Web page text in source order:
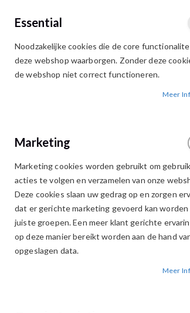
Ga
naar
de
WELKOM NIEUWS INLOGGEN
ESQUALO 17208 JACKET NATUREL
Ga
naar
einde
Ga
naar
begin
Essential
Noodzakelijke cookies die de core
deze webshop waarborgen. Zonder deze
de webshop niet correct functioneren.
Meer
Marketing
Marketing cookies worden gebruikt om
acties te volgen en verzamelen van onze
Deze cookies slaan uw gedrag op en zorgen
dat er gerichte marketing gevoerd kan worden
juiste groepen. Een meer klant gerichte
op deze manier bereikt worden aan de hand
opgeslagen data.
Meer